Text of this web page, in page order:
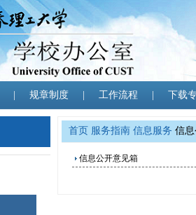
规章制度 工作流程 下载
首页 服务指南 信息服务 信
信息公开意见箱